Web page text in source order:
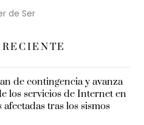
de Ser
de contingencia y avanza
los servicios de Internet en
tras los sismos